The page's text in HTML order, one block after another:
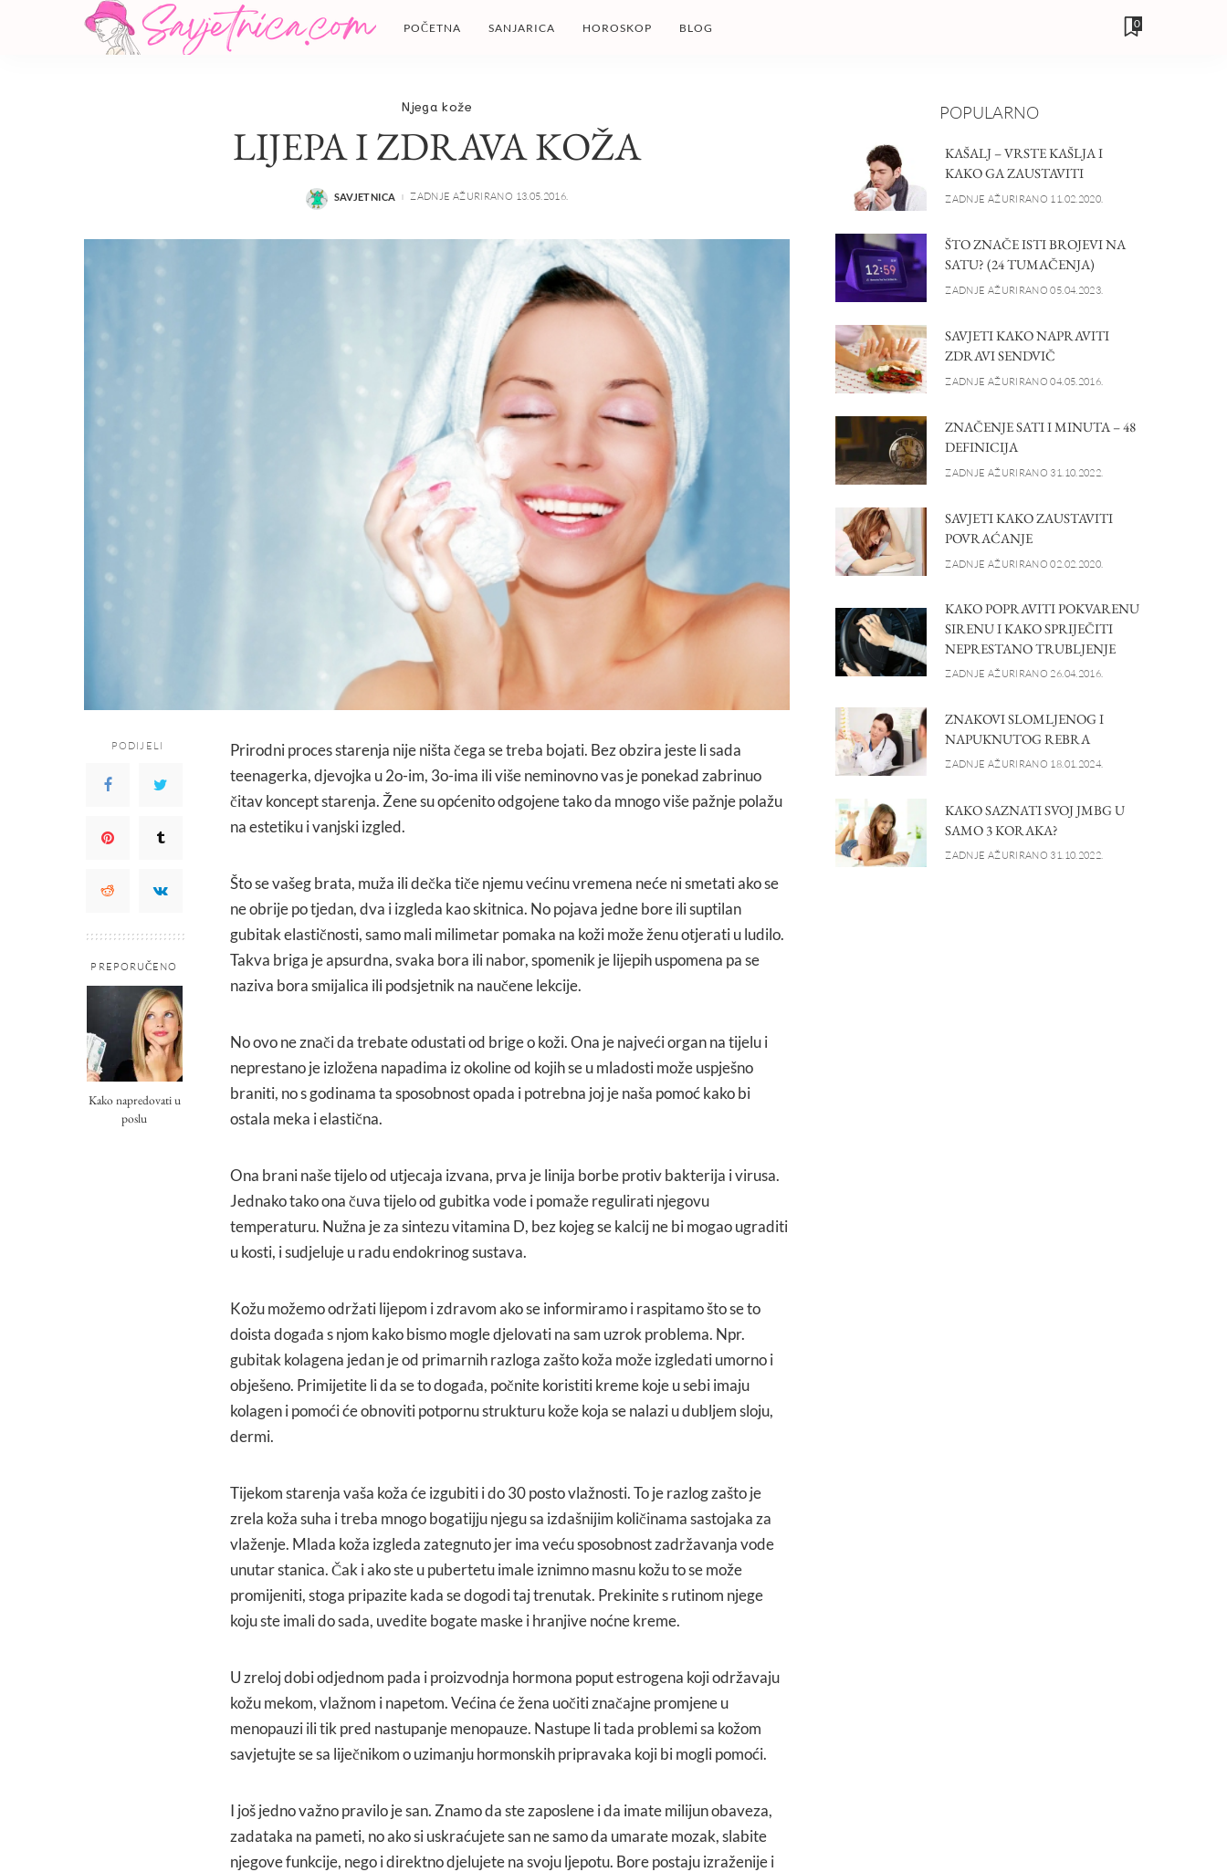
POČETNA SANJARICA HOROSKOP BLOG 0
Njega kože
LIJEPA I ZDRAVA KOŽA
POSTED
SAVJETNICA ZADNJE AŽURIRANO 13.05.2016.
PODIJELI
PREPORUČENO
Kako napredovati u
poslu
Prirodni proces starenja nije ništa čega se treba bojati. Bez obzira jeste li sada
teenagerka, djevojka u 2o-im, 3o-ima ili više neminovno vas je ponekad zabrinuo
čitav koncept starenja. Žene su općenito odgojene tako da mnogo više pažnje polažu
na estetiku i vanjski izgled.
Što se vašeg brata, muža ili dečka tiče njemu većinu vremena neće ni smetati ako se
ne obrije po tjedan, dva i izgleda kao skitnica. No pojava jedne bore ili suptilan
gubitak elastičnosti, samo mali milimetar pomaka na koži može ženu otjerati u ludilo.
Takva briga je apsurdna, svaka bora ili nabor, spomenik je lijepih uspomena pa se
naziva bora smijalica ili podsjetnik na naučene lekcije.
No ovo ne znači da trebate odustati od brige o koži. Ona je najveći organ na tijelu i
neprestano je izložena napadima iz okoline od kojih se u mladosti može uspješno
braniti, no s godinama ta sposobnost opada i potrebna joj je naša pomoć kako bi
ostala meka i elastična.
Ona brani naše tijelo od utjecaja izvana, prva je linija borbe protiv bakterija i virusa.
Jednako tako ona čuva tijelo od gubitka vode i pomaže regulirati njegovu
temperaturu. Nužna je za sintezu vitamina D, bez kojeg se kalcij ne bi mogao ugraditi
u kosti, i sudjeluje u radu endokrinog sustava.
Kožu možemo održati lijepom i zdravom ako se informiramo i raspitamo što se to
doista događa s njom kako bismo mogle djelovati na sam uzrok problema. Npr.
gubitak kolagena jedan je od primarnih razloga zašto koža može izgledati umorno i
obješeno. Primijetite li da se to događa, počnite koristiti kreme koje u sebi imaju
kolagen i pomoći će obnoviti potpornu strukturu kože koja se nalazi u dubljem sloju,
dermi.
Tijekom starenja vaša koža će izgubiti i do 30 posto vlažnosti. To je razlog zašto je
zrela koža suha i treba mnogo bogatijju njegu sa izdašnijim količinama sastojaka za
vlaženje. Mlada koža izgleda zategnuto jer ima veću sposobnost zadržavanja vode
unutar stanica. Čak i ako ste u pubertetu imale iznimno masnu kožu to se može
promijeniti, stoga pripazite kada se dogodi taj trenutak. Prekinite s rutinom njege
koju ste imali do sada, uvedite bogate maske i hranjive noćne kreme.
U zreloj dobi odjednom pada i proizvodnja hormona poput estrogena koji održavaju
kožu mekom, vlažnom i napetom. Većina će žena uočiti značajne promjene u
menopauzi ili tik pred nastupanje menopauze. Nastupe li tada problemi sa kožom
savjetujte se sa liječnikom o uzimanju hormonskih pripravaka koji bi mogli pomoći.
I još jedno važno pravilo je san. Znamo da ste zaposlene i da imate milijun obaveza,
zadataka na pameti, no ako si uskraćujete san ne samo da umarate mozak, slabite
njegove funkcije, nego i direktno djelujete na svoju ljepotu. Bore postaju izraženije i
POPULARNO
KAŠALJ – VRSTE KAŠLJA I
KAKO GA ZAUSTAVITI
ZADNJE AŽURIRANO 11.02.2020.
ŠTO ZNAČE ISTI BROJEVI NA
SATU? (24 TUMAČENJA)
ZADNJE AŽURIRANO 05.04.2023.
SAVJETI KAKO NAPRAVITI
ZDRAVI SENDVIČ
ZADNJE AŽURIRANO 04.05.2016.
ZNAČENJE SATI I MINUTA – 48
DEFINICIJA
ZADNJE AŽURIRANO 31.10.2022.
SAVJETI KAKO ZAUSTAVITI
POVRAĆANJE
ZADNJE AŽURIRANO 02.02.2020.
KAKO POPRAVITI POKVARENU
SIRENU I KAKO SPRIJEČITI
NEPRESTANO TRUBLJENJE
ZADNJE AŽURIRANO 26.04.2016.
ZNAKOVI SLOMLJENOG I
NAPUKNUTOG REBRA
ZADNJE AŽURIRANO 18.01.2024.
KAKO SAZNATI SVOJ JMBG U
SAMO 3 KORAKA?
ZADNJE AŽURIRANO 31.10.2022.